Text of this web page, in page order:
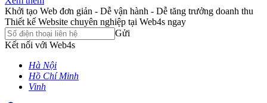
Khởi tạo Web đơn giản - Dễ vận hành - Dễ tăng trưởng doanh thu
Thiết kế Website chuyên nghiệp tại Web4s ngay
Gửi
Kết nối với Web4s
Hà Nội
Hồ Chí Minh
Vinh